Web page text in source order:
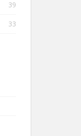
39
33